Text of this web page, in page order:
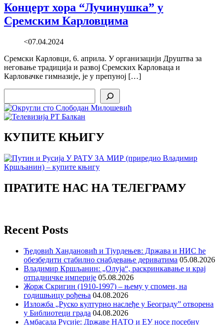
Концерт хора “Лучинушка” у
Сремским Карловцима
<07.04.2024
Сремски Карловци, 6. априла. У организацији Друштва за
неговање традиција и развој Сремских Карловаца и
Карловачке гимназије, је у препуној […]
КУПИТЕ КЊИГУ
ПРАТИТЕ НАС НА ТЕЛЕГРАМУ
Recent Posts
Ђедовић Хандановић и Тјурдењев: Држава и НИС ће
обезбедити стабилно снабдевање дериватима 05.08.2026
Владимир Кршљанин: „Олуја“, раскринкавање и крај
отпадничке империје 05.08.2026
Жорж Скригин (1910-1997) – њему у спомен, на
годишњицу рођења 04.08.2026
Изложба „Руско културно наслеђе у Београду” отворена
у Библиотеци града 04.08.2026
Амбасада Русије: Државе НАТО и ЕУ носе посебну